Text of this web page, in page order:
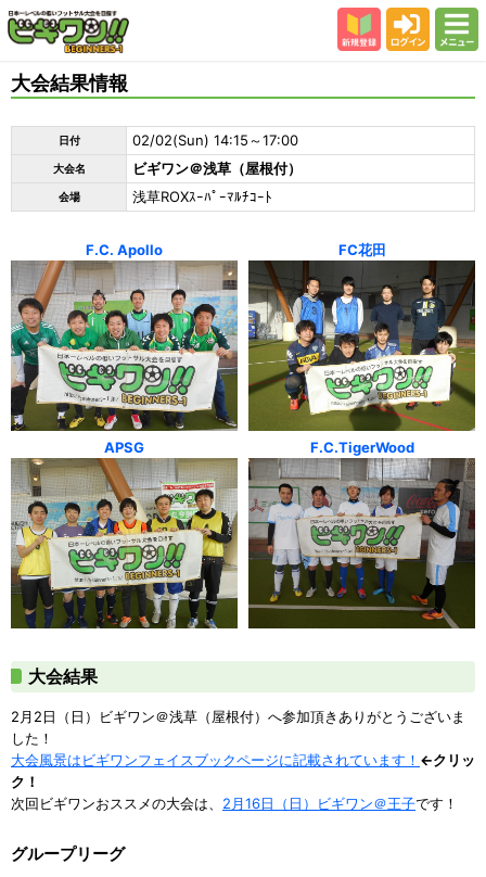
会場
大会結果
よくある質問
参加者の声
大会結果情報
日付 02/02(Sun) 14:15～17:00
大会名 ビギワン＠浅草（屋根付）
会場 浅草ROXｽｰﾊﾟｰﾏﾙﾁｺｰﾄ
F.C. Apollo FC花田
APSG F.C.TigerWood
大会結果
2月2日（日）ビギワン＠浅草（屋根付）へ参加頂きありがとうございま
した！
大会風景はビギワンフェイスブックページに記載されています！ ←クリッ
ク！
次回ビギワンおススメの大会は、 2月16日（日）ビギワン＠王子です！
グループリーグ